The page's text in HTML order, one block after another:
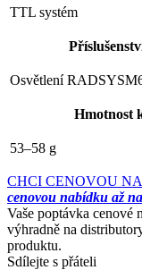
TTL systém
Osvětlení
Hmotnost
53–58 g
CHCI CENOVOU
cenovou nabídku až
Vaše poptávka cenové
výhradně na
produktu.
Sdílejte s přáteli